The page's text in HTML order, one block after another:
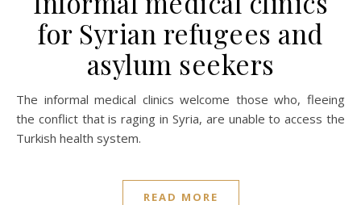
for Syrian refugees and
asylum seekers
The informal medical clinics welcome those who, fleeing
the conflict that is raging in Syria, are unable to access the
Turkish health system.
READ MORE